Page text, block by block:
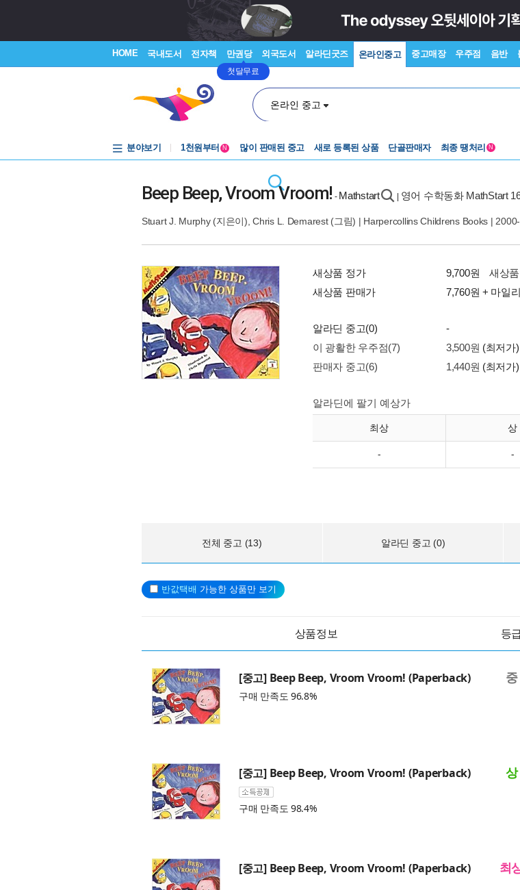
HOME 국내도서 전자책 만권당
첫달무료
외국도서 알라딘굿즈 온라인중고 중고매장 우주점 음반
온라인 중고
분야보기
1천원부터
N 많이 판매된 중고 새로 등록된 상품 단골판매자 최종 땡처리 N
Beep Beep, Vroom Vroom! - Mathstart 영어 수학동화 MathStart
Stuart J. Murphy(지은이),Chris L. Demarest(그림) | Harpercollins Childrens Books |
새상품 정가 9,700원
새상
새상품 판매가
7,760원 + 마일
알라딘 중고(0)
-
이 광활한 우주점(7)
3,500원 (최저가)
판매자 중고(6)
1,440원 (최저가)
알라딘에 팔기 예상가
최상 상
- -
전체 중고 (13) 알라딘 중고 (0)
반값택배 가능한 상품만 보기
상품정보 등
[중고] Beep Beep, Vroom Vroom! (Paperback)
구매 만족도 96.8%
중
[중고] Beep Beep, Vroom Vroom! (Paperback)
구매 만족도 98.4%
상
[중고] Beep Beep, Vroom Vroom! (Paperback) 최